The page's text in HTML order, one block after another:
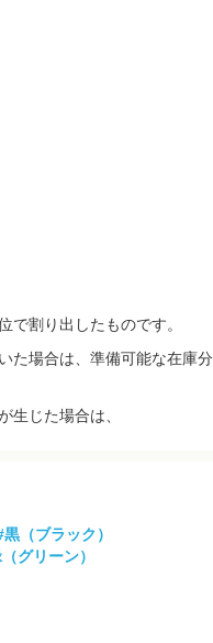
で割り出したものです。
た場合は、準備可能な在庫分
生じた場合は、
黒（ブラック）
グリーン）